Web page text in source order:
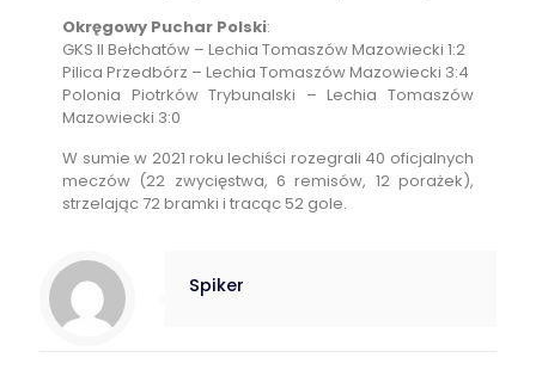
Okręgowy Puchar Polski:
GKS II Bełchatów – Lechia Tomaszów Mazowiecki 1:2
Pilica Przedbórz – Lechia Tomaszów Mazowiecki 3:4
Polonia Piotrków Trybunalski – Lechia Tomaszów
Mazowiecki 3:0
W sumie w 2021 roku lechiści rozegrali 40 oficjalnych
meczów (22 zwycięstwa, 6 remisów, 12 porażek),
strzelając 72 bramki i tracąc 52 gole.
Spiker